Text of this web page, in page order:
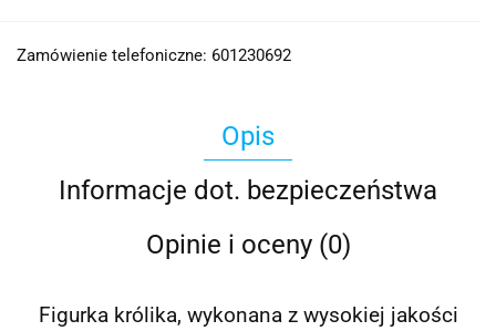
Zamówienie telefoniczne: 601230692
Opis
Informacje dot. bezpieczeństwa
Opinie i oceny (0)
Figurka królika, wykonana z wysokiej jakości